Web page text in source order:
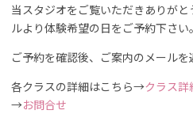
当スタジオをご覧いただきありが
ルより体験希望の日をご予約下さい。
ご予約を確認後、ご案内のメールを
各クラスの詳細はこちら→クラス詳
→お問合せ